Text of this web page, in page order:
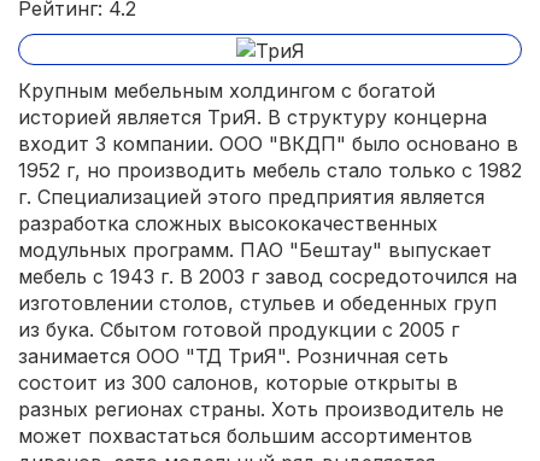
Рейтинг: 4.2
Крупным мебельным холдингом с богатой
историей является ТриЯ. В структуру концерна
входит 3 компании. ООО "ВКДП" было основано в
1952 г, но производить мебель стало только с 1982
г. Специализацией этого предприятия является
разработка сложных высококачественных
модульных программ. ПАО "Бештау" выпускает
мебель с 1943 г. В 2003 г завод сосредоточился на
изготовлении столов, стульев и обеденных груп
из бука. Сбытом готовой продукции с 2005 г
занимается ООО "ТД ТриЯ". Розничная сеть
состоит из 300 салонов, которые открыты в
разных регионах страны. Хоть производитель не
может похвастаться большим ассортиментов